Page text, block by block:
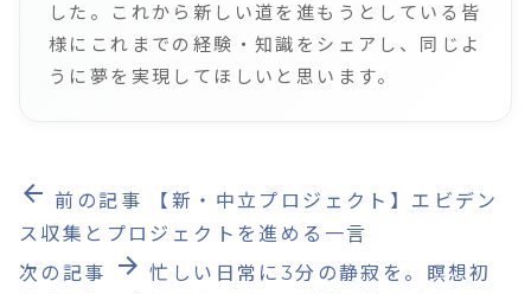
した。これから新しい道を進もうとしている皆
様にこれまでの経験・知識をシェアし、同じよ
うに夢を実現してほしいと思います。
arrow_back 前の記事
【新・中立プロジェクト】エビデン
ス収集とプロジェクトを進める一言
次の記事
arrow_forward 忙しい日常に3分の静寂を。瞑想初